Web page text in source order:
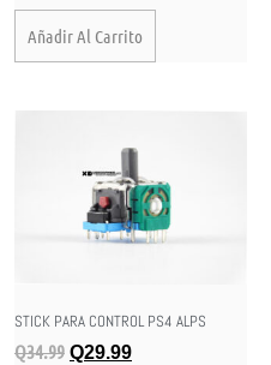
Añadir Al Carrito
STICK PARA CONTROL PS4 ALPS
Q34.99 Q29.99